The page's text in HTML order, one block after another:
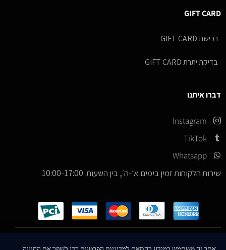
GIFT CARD
רכישת GIFT CARD
בדיקת יתרת GIFT CARD
דברו איתנו
Instagram
TikTok
Whatsapp
שירות הלקוחות זמין בימים א׳-ה׳, בין השעות 10:00-17:00